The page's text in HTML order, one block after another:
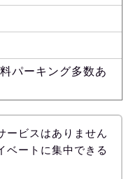
パーキング多数あ
ービスはありません
ベートに集中できる